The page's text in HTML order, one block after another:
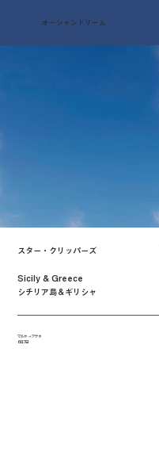
オーシャンドリーム
スター・クリッパーズ
Sicily & Greece
シチリア島＆ギリシャ
マルタ → アテネ
6泊7日